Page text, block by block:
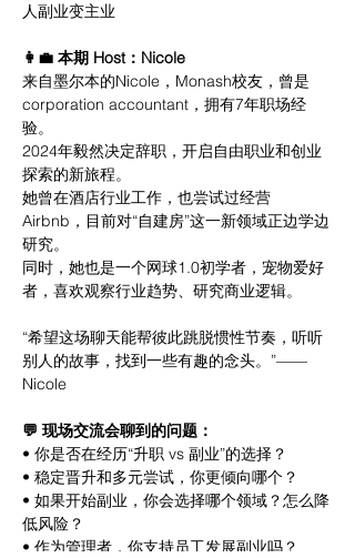
人副业变主业
👩‍💼 本期 Host：Nicole
来自墨尔本的Nicole，Monash校友，曾是
corporation accountant，拥有7年职场经
验。
2024年毅然决定辞职，开启自由职业和创业
探索的新旅程。
她曾在酒店行业工作，也尝试过经营
Airbnb，目前对“自建房”这一新领域正边学边
研究。
同时，她也是一个网球1.0初学者，宠物爱好
者，喜欢观察行业趋势、研究商业逻辑。
“希望这场聊天能帮彼此跳脱惯性节奏，听听
别人的故事，找到一些有趣的念头。”——
Nicole
💬 现场交流会聊到的问题：
• 你是否在经历“升职 vs 副业”的选择？
• 稳定晋升和多元尝试，你更倾向哪个？
• 如果开始副业，你会选择哪个领域？怎么降
低风险？
• 作为管理者，你支持员工发展副业吗？